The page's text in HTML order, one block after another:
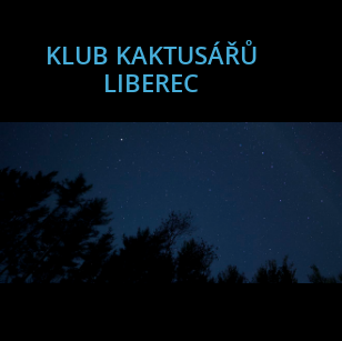
KLUB KAKTUSÁŘŮ
LIBEREC